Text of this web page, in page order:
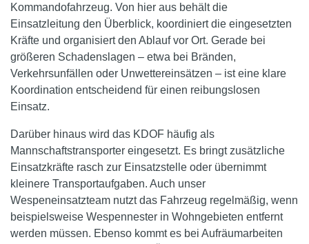
Kommandofahrzeug. Von hier aus behält die
Einsatzleitung den Überblick, koordiniert die eingesetzten
Kräfte und organisiert den Ablauf vor Ort. Gerade bei
größeren Schadenslagen – etwa bei Bränden,
Verkehrsunfällen oder Unwettereinsätzen – ist eine klare
Koordination entscheidend für einen reibungslosen
Einsatz.
Darüber hinaus wird das KDOF häufig als
Mannschaftstransporter eingesetzt. Es bringt zusätzliche
Einsatzkräfte rasch zur Einsatzstelle oder übernimmt
kleinere Transportaufgaben. Auch unser
Wespeneinsatzteam nutzt das Fahrzeug regelmäßig, wenn
beispielsweise Wespennester in Wohngebieten entfernt
werden müssen. Ebenso kommt es bei Aufräumarbeiten